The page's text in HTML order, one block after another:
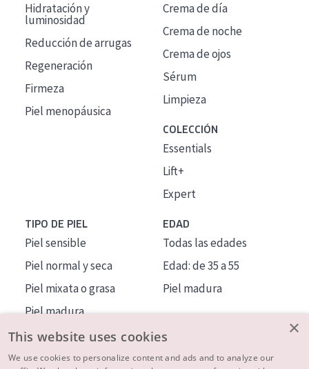
Hidratación y
luminosidad
Reducción de arrugas
Regeneración
Firmeza
Piel menopáusica
Crema de día
Crema de noche
Crema de ojos
Sérum
Limpieza
COLECCIÓN
Essentials
Lift+
Expert
TIPO DE PIEL
Piel sensible
Piel normal y seca
Piel mixata o grasa
Piel madura
Piel expuesta al sol
Piel menopáusica
EDAD
Todas las edades
Edad: de 35 a 55
Piel madura
×
This website uses cookies
We use cookies to personalize content and ads and to analyze our